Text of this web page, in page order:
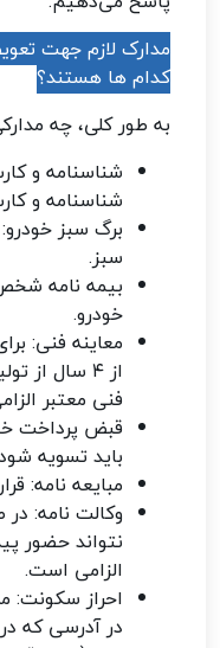
مدارک لازم جهت
کدام ها هستند؟
به طور کلی، چه
شناسنامه و
شناسنامه و
برگ سبز
سبز.
بیمه نامه
خودرو.
معاینه فنی:
از ۴ سال
فنی معتبر
قبض پرداخت
باید تسویه
مبایعه نامه:
وکالت نامه:
نتواند حضور
الزامی است.
احراز سکونت:
در آدرسی که